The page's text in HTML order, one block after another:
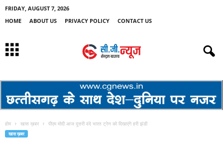
FRIDAY, AUGUST 7, 2026
HOME
ABOUT US PRIVACY POLICY CONTACT US
होम खास ख़बर पीएम मोदी आज दूसरी वंदे भारत ट्रेन को दिखाएंगे हरी झंडी
खास ख़बर